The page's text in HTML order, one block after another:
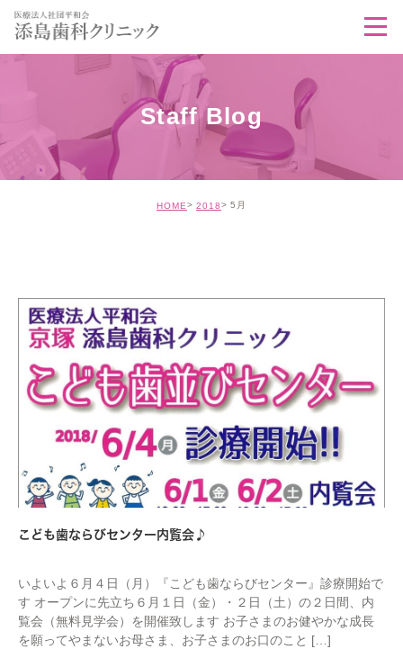
Staff Blog
HOME 2018 5月
こども歯ならびセンター内覧会♪
いよいよ６月４日（月）『こども歯ならびセンター』診療開始で
す オープンに先立ち６月１日（金）・２日（土）の２日間、内
覧会（無料見学会）を開催致します お子さまのお健やかな成長
を願ってやまないお母さま、お子さまのお口のこと […]